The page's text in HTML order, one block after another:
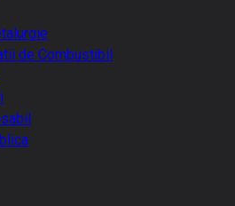
de Combustibil